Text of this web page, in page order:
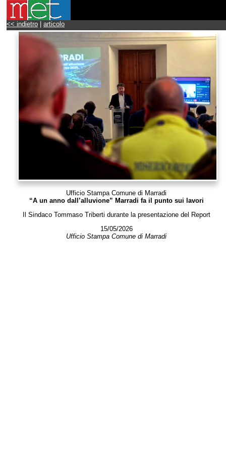
<< indietro articolo
Ufficio Stampa Comune di Marradi
“A un anno dall’alluvione” Marradi fa il punto sui lavori
Il Sindaco Tommaso Triberti durante la presentazione del Report
15/05/2026
Ufficio Stampa Comune di Marradi